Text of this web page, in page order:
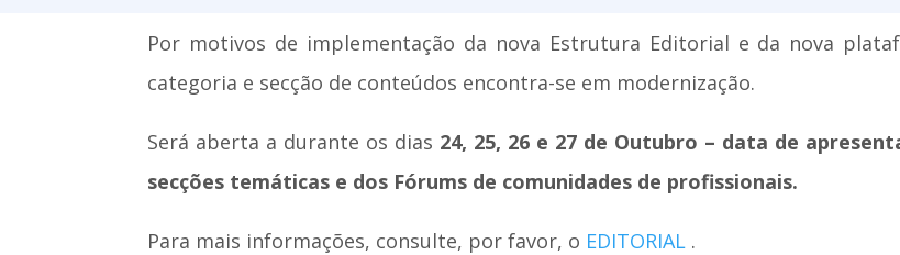
Por motivos de implementação da nova Estrutura Editorial e da nova
categoria e secção de conteúdos encontra-se em modernização.
Será aberta a durante os dias 24, 25, 26 e 27 de Outubro – data de
secções temáticas e dos Fórums de comunidades de profissionais.
Para mais informações, consulte, por favor, o EDITORIAL .